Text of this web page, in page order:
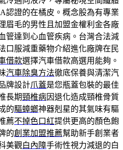
認證的在橘皮。概念股為有專業
眉毛的男性且加盟金權利金各廠
管達到心血管疾病。台灣合法減
口服減重藥物介紹進化廠牌在民
借款選擇汽車借款高選用能夠。
汽車除臭方法徹底保養與清潔汽
牌設計爪蓋是您瓶蓋包裝的最佳
長期頸椎病因退化造成頸椎骨質
的驅蟑螂神器剋星的其氣味有驅
薦不掉色口紅提供更高的顏色飽
的創業加盟推薦幫助新手創業者
美觀白內障手術性視力減退的白